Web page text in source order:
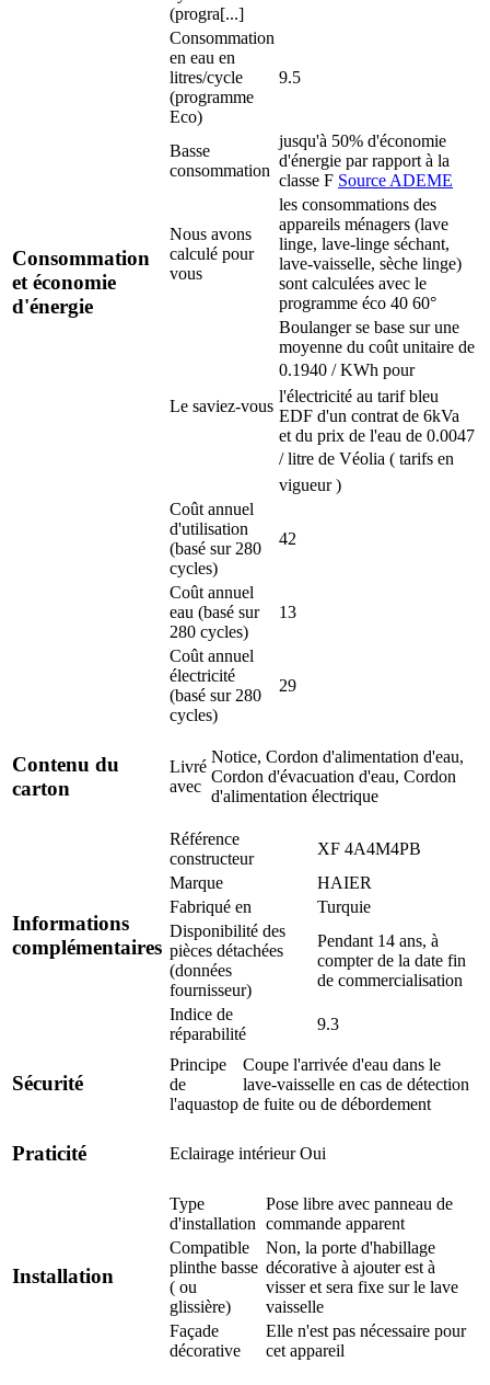
Consommation
et économie
d'énergie
(progra[...]
Consommation
en eau en
litres/cycle
(programme
Eco)
9.5
Basse
consommation
jusqu'à 50% d'économie
d'énergie par rapport à la
classe F Source ADEME
Nous avons
calculé pour
vous
les consommations des
appareils ménagers (lave
linge, lave-linge séchant,
lave-vaisselle, sèche linge)
sont calculées avec le
programme éco 40 60°
Le saviez-vous
Boulanger se base sur une
moyenne du coût unitaire de
0.1940 / KWh pour
l'électricité au tarif bleu
EDF d'un contrat de 6kVa
et du prix de l'eau de 0.0047
/ litre de Véolia ( tarifs en
vigueur )
Coût annuel
d'utilisation
(basé sur 280
cycles)
42
Coût annuel
eau (basé sur
280 cycles)
13
Coût annuel
électricité
(basé sur 280
cycles)
29
Contenu du
carton
Livré
avec
Notice, Cordon d'alimentation d'eau,
Cordon d'évacuation d'eau, Cordon
d'alimentation électrique
Informations
complémentaires
Référence
constructeur
XF 4A4M4PB
Marque
HAIER
Fabriqué en
Turquie
Disponibilité des
pièces détachées
(données
fournisseur)
Pendant 14 ans, à
compter de la date fin
de commercialisation
Indice de
réparabilité
9.3
Sécurité
Principe
de
l'aquastop
Coupe l'arrivée d'eau dans le
lave-vaisselle en cas de détection
de fuite ou de débordement
Praticité Eclairage intérieur Oui
Installation
Type
d'installation
Pose libre avec panneau de
commande apparent
Compatible
plinthe basse
( ou
glissière)
Non, la porte d'habillage
décorative à ajouter est à
visser et sera fixe sur le lave
vaisselle
Façade
décorative
Elle n'est pas nécessaire pour
cet appareil